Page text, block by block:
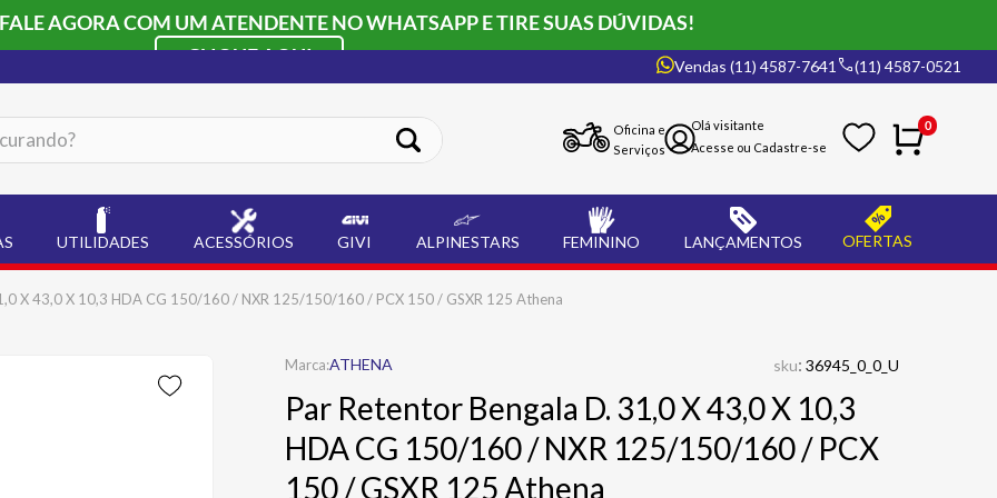
AGORA COM UM ATENDENTE NO WHATSAPP E TIRE SUAS DÚVIDAS!
CLIQUE AQUI
Vendas (11) 4587-7641 (11) 4587-0521
Oficina e
Serviços
0
UTILIDADES ACESSÓRIOS GIVI ALPINESTARS FEMININO LANÇAMENTOS OFERTAS
X 43,0 X 10,3 HDA CG 150/160 / NXR 125/150/160 / PCX 150 / GSXR 125 Athena
ATHENA sku: 36945_0_0_U
Par Retentor Bengala D. 31,0 X 43,0 X 10,3
HDA CG 150/160 / NXR 125/150/160 / PCX
150 / GSXR 125 Athena